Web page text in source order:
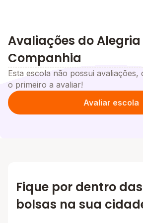
Avaliações do Alegria
Companhia
Esta escola não possui avaliações,
o primeiro a avaliar!
Avaliar escola
Fique por dentro
bolsas na sua